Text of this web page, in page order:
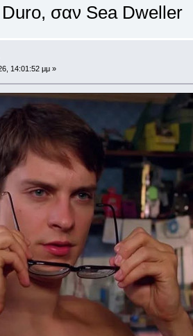
σαν Sea Dweller
14:01:52 μμ »